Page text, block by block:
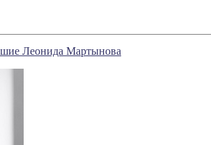
Леонида Мартынова